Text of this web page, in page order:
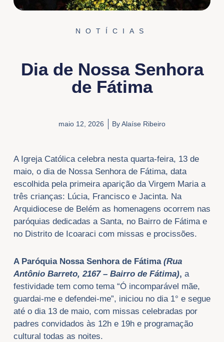
NOTÍCIAS
Dia de Nossa Senhora
de Fátima
maio 12, 2026 ByAlaíse Ribeiro
A Igreja Católica celebra nesta quarta-feira, 13 de
maio, o dia de Nossa Senhora de Fátima, data
escolhida pela primeira aparição da Virgem Maria a
três crianças: Lúcia, Francisco e Jacinta. Na
Arquidiocese de Belém as homenagens ocorrem nas
paróquias dedicadas a Santa, no Bairro de Fátima e
no Distrito de Icoaraci com missas e procissões.
A Paróquia Nossa Senhora de Fátima (Rua
Antônio Barreto, 2167 – Bairro de Fátima), a
festividade tem como tema “Ó incomparável mãe,
guardai-me e defendei-me”, iniciou no dia 1° e segue
até o dia 13 de maio, com missas celebradas por
padres convidados às 12h e 19h e programação
cultural todas as noites.